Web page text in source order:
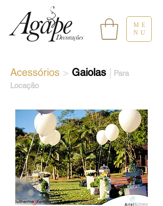
ME
NU
Acessórios > Gaiolas
Para
Locação